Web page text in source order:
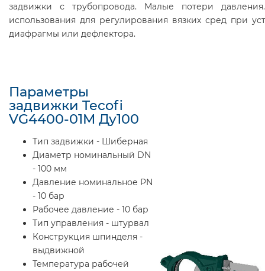
задвижки с трубопровода. Малые потери
использования для регулирования вязких сред при
диафрагмы или дефлектора.
Параметры
задвижки Tecofi
VG4400-01M Ду100
Тип задвижки - Шиберная
Диаметр номинальный DN
- 100 мм
Давление номинальное PN
- 10 бар
Рабочее давление - 10 бар
Тип управления - штурвал
Конструкция шпинделя -
выдвижной
Температура рабочей